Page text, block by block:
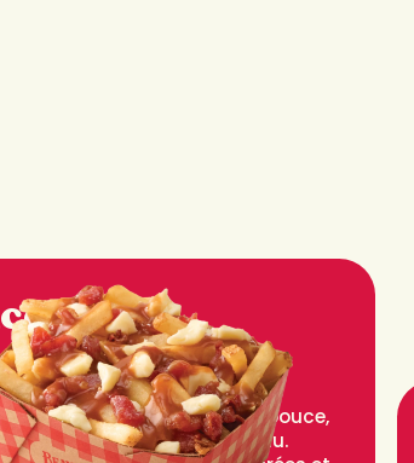
et
salés
ou une collation sur le pouce,
votre bonheur au menu.